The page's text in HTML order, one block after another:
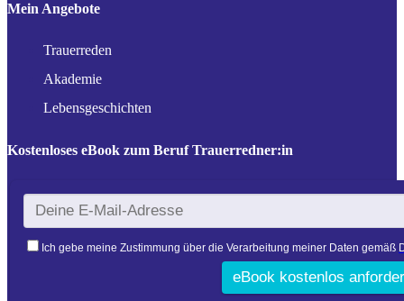
Mein Angebote
Trauerreden
Akademie
Lebensgeschichten
Kostenloses eBook zum Beruf Trauerredner:in